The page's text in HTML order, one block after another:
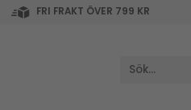
FRI FRAKT ÖVER 799 KR
Sök